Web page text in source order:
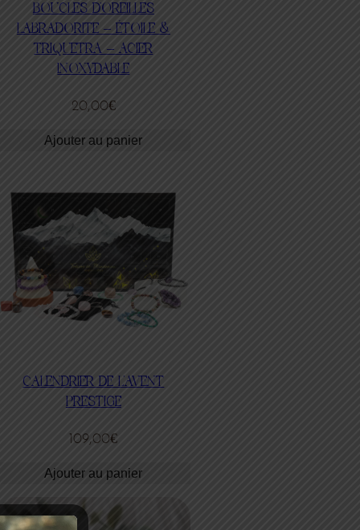
BOUCLES D’OREILLES
LABRADORITE – ÉTOILE &
TRIQUETRA – ACIER
INOXYDABLE
20,00€
Ajouter au panier
CALENDRIER DE L’AVENT
PRESTIGE
109,00€
Ajouter au panier